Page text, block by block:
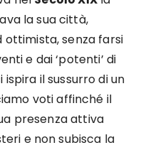
la sua città,
ottimista, senza farsi
e dai ‘potenti’ di
ispira il sussurro di un
voti affinché il
presenza attiva
e non subisca la